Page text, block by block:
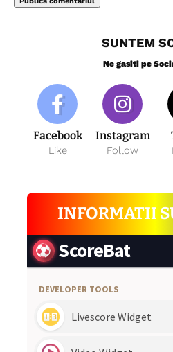
SUNTEM
Ne gasiti pe
Facebook
Like
Instagram
Follow
INFORMATII